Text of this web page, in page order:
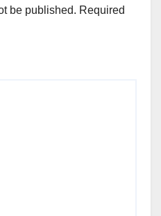
be published. Required